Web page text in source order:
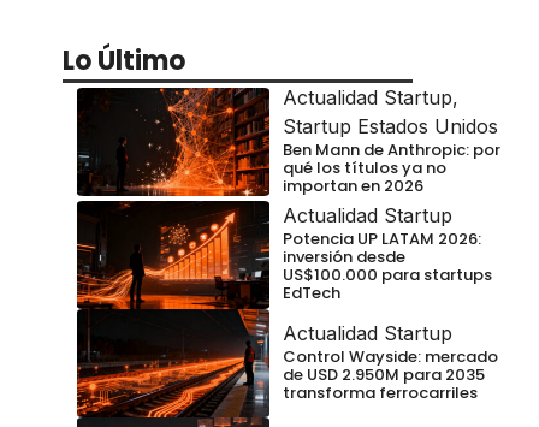
Lo Último
Actualidad Startup,
Startup Estados Unidos
Ben Mann de Anthropic: por
qué los títulos ya no
importan en 2026
Actualidad Startup
Potencia UP LATAM 2026:
inversión desde
US$100.000 para startups
EdTech
Actualidad Startup
Control Wayside: mercado
de USD 2.950M para 2035
transforma ferrocarriles